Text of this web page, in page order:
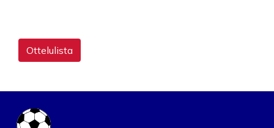
Ottelulista